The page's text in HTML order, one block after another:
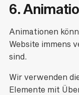
6.
Animationen
Website immens
sind.
Wir verwenden
Elemente mit